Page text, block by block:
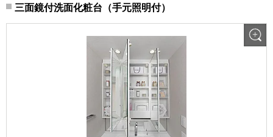
三面鏡付洗面化粧台（手元照明付）